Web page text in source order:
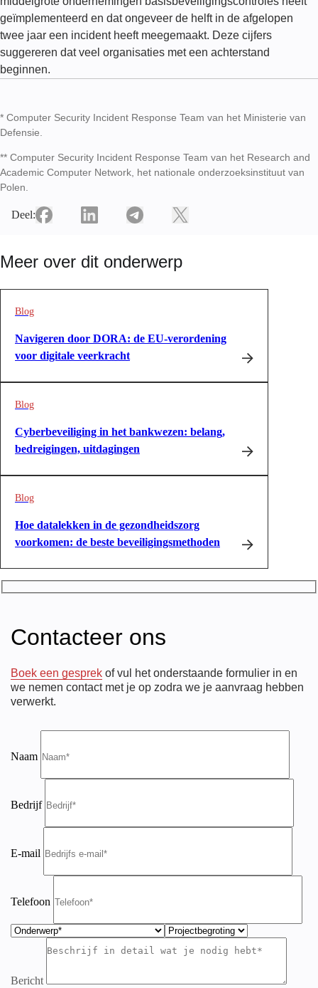
geïmplementeerd en dat ongeveer de helft in de afgelopen
twee jaar een incident heeft meegemaakt. Deze cijfers
suggereren dat veel organisaties met een achterstand
beginnen.
* Computer Security Incident Response Team van het Ministerie van
Defensie.
** Computer Security Incident Response Team van het Research and
Academic Computer Network, het nationale onderzoeksinstituut van
Polen.
Deel:
Meer over dit onderwerp
Blog
Navigeren door DORA: de EU-verordening
voor digitale veerkracht
Blog
Cyberbeveiliging in het bankwezen: belang,
bedreigingen, uitdagingen
Blog
Hoe datalekken in de gezondheidszorg
voorkomen: de beste beveiligingsmethoden
Contacteer ons
Boek een gesprek of vul het onderstaande formulier in en
we nemen contact met je op zodra we je aanvraag hebben
verwerkt.
Naam
Bedrijf
E-mail
Telefoon
Bericht